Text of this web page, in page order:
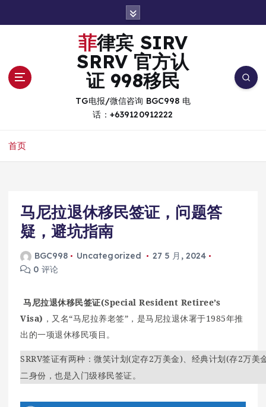
菲律宾 SIRV
SRRV 官方认
证 998移民
TG电报/微信咨询 BGC998 电
话：+639120912222
首页
马尼拉退休移民签证，问题答
疑，避坑指南
BGC998 Uncategorized
27 5 月, 2024
0 评论
马尼拉退休移民签证(Special Resident Retiree’s
Visa) ，又名“马尼拉养老签”，是马尼拉退休署于1985年推
出的一项退休移民项目。
SRRV签证有两种：微笑计划(定存2万美金)、经典计划(存2万美
二身份，也是入门级移民签证。